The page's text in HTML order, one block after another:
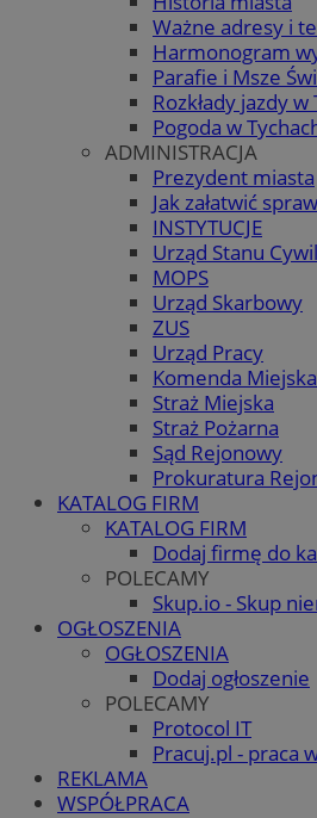
Ważne adresy i
Harmonogram
Parafie i Msze
Rozkłady jazdy w
Pogoda w
ADMINISTRACJA
Prezydent miasta
Jak załatwić
INSTYTUCJE
Urząd Stanu
MOPS
Urząd Skarbowy
ZUS
Urząd Pracy
Komenda
Straż Miejska
Straż Pożarna
Sąd Rejonowy
Prokuratura
KATALOG FIRM
KATALOG FIRM
Dodaj firmę do
POLECAMY
Skup.io - Skup
OGŁOSZENIA
OGŁOSZENIA
Dodaj ogłoszenie
POLECAMY
Protocol IT
Pracuj.pl - praca
REKLAMA
WSPÓŁPRACA